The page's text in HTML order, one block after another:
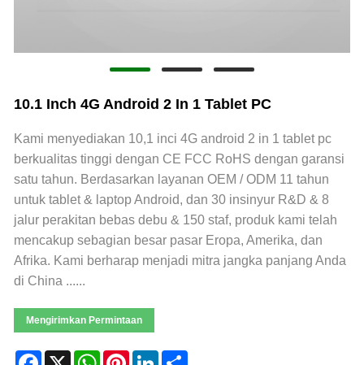
10.1 Inch 4G Android 2 In 1 Tablet PC
Kami menyediakan 10,1 inci 4G android 2 in 1 tablet pc
berkualitas tinggi dengan CE FCC RoHS dengan garansi
satu tahun. Berdasarkan layanan OEM / ODM 11 tahun
untuk tablet & laptop Android, dan 30 insinyur R&D & 8
jalur perakitan bebas debu & 150 staf, produk kami telah
mencakup sebagian besar pasar Eropa, Amerika, dan
Afrika. Kami berharap menjadi mitra jangka panjang Anda
di China ......
Mengirimkan Permintaan
Facebook
X WhatsApp
PinterestLinkedIn